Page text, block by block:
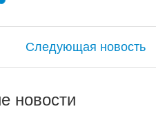
Следующая новость
новости